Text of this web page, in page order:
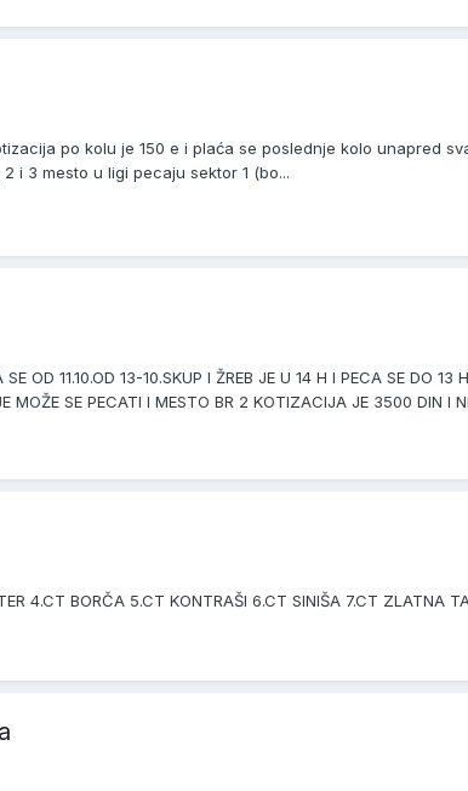
po kolu je 150 e i plaća se poslednje kolo unapred
i 3 mesto u ligi pecaju sektor 1 (bo...
11.10.OD 13-10.SKUP I ŽREB JE U 14 H I PECA SE DO 13
MOŽE SE PECATI I MESTO BR 2 KOTIZACIJA JE 3500 DIN I
4.CT BORČA 5.CT KONTRAŠI 6.CT SINIŠA 7.CT ZLATNA